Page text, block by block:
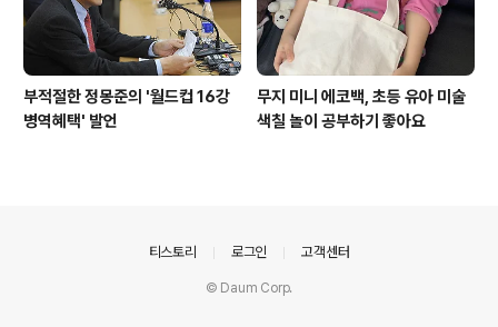
부적절한 정몽준의 '월드컵 16강
병역혜택' 발언
무지 미니 에코백, 초등 유아 미술
색칠 놀이 공부하기 좋아요
티스토리 로그인 고객센터
© Daum Corp.